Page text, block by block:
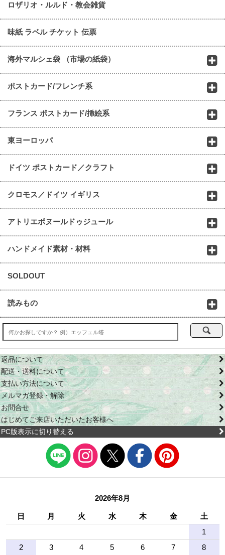
ロザリオ・ルルド・教会雑貨
味紙 ラベル チケット 伝票
海外マルシェ袋 （市場の紙袋）
ポストカード/フレンチ系
フランス ポストカード/挿絵系
東ヨーロッパ
ドイツ ポストカード／クラフト
クロモス／ドイツ イギリス
アトリエボヌールドゥジュール
ハンドメイド素材・材料
SOLDOUT
読みもの
返品について
配送・送料について
支払い方法について
メルマガ登録・解除
お問合せ
はじめてご来店いただいたお客様へ
PC版表示に切り替える
2026年8月
日 月 火 水 木 金
土
1
2
3 4 5 6 7
8